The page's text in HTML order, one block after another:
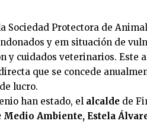
Sociedad Protectora de
y em situación de
cuidados veterinarios. Este
que se concede
lucro.
han estado, el alcalde de
Medio Ambiente, Estela